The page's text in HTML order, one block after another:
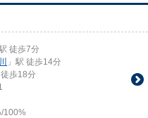
徒歩7分
」駅 徒歩14分
徒歩18分
100%